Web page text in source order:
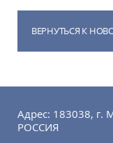
ВЕРНУТЬСЯ К
Адрес: 183038, г.
РОССИЯ